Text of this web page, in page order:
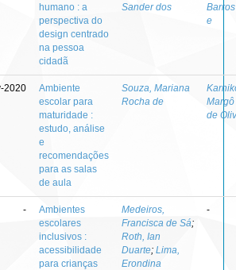
humano : a
perspectiva do
design centrado
na pessoa
cidadã
Sander dos
e
2020
Ambiente
escolar para
maturidade :
estudo, análise
e
recomendações
para as salas
de aula
Souza, Mariana
Rocha de
de
-
Ambientes
escolares
inclusivos :
acessibilidade
para crianças
Medeiros,
Francisca de Sá;
Roth, Ian
Duarte; Lima,
Erondina
-